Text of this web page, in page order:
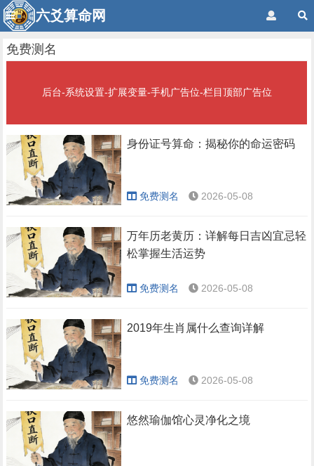
六爻算命网
免费测名
后台-系统设置-扩展变量-手机广告位-栏目顶部广告位
身份证号算命：揭秘你的命运密码
免费测名 2026-05-08
万年历老黄历：详解每日吉凶宜忌轻
松掌握生活运势
免费测名 2026-05-08
2019年生肖属什么查询详解
免费测名 2026-05-08
悠然瑜伽馆心灵净化之境